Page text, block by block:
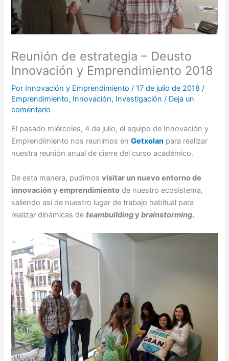
Reunión de estrategia – Deusto
Innovación y Emprendimiento 2018
Por Innovación y Emprendimiento/17 de julio de 2018/
Emprendimiento, Innovación, Investigación / Deja un
comentario
El pasado miércoles, 4 de julio, el equipo de Innovación y
Emprendimiento nos reunimos enGetxolan para realizar
nuestra reunión anual de cierre del curso académico.
De esta manera, pudimosvisitar un nuevo entorno de
innovación y emprendimiento de nuestro ecosistema,
saliendo así de nuestro lugar de trabajo habitual para
realizar dinámicas de teambuildingybrainstorming.